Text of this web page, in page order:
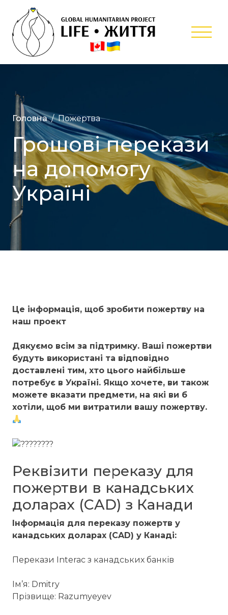
content
Головна Пожертва
Грошові перекази
на допомогу
Україні
Це інформація, щоб зробити пожертву на
наш проект
Дякуємо всім за підтримку. Ваші пожертви
будуть використані та відповідно
доставлені тим, хто цього найбільше
потребує в Україні. Якщо хочете, ви також
можете вказати предмети, на які ви б
хотіли, щоб ми витратили вашу пожертву.
Реквізити переказу для
пожертви в канадських
доларах (CAD) з Канади
Інформація для переказу пожертв у
канадських доларах (CAD) у Канаді:
Перекази Interac з канадських банків
Ім’я: Dmitry
Прізвище: Razumyeyev